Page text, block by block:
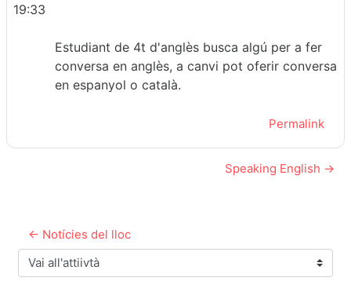
19:33
Estudiant de 4t d'anglès busca algú per a fer
conversa en anglès, a canvi pot oferir conversa
en espanyol o català.
Permalink
Speaking English →
← Notícies del lloc
Vai all'attiivtà